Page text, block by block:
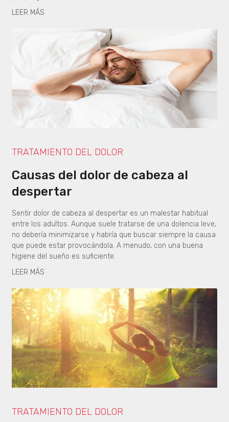
LEER MÁS
TRATAMIENTO DEL DOLOR
Causas del dolor de cabeza al
despertar
Sentir dolor de cabeza al despertar es un malestar habitual
entre los adultos. Aunque suele tratarse de una dolencia leve,
no debería minimizarse y habría que buscar siempre la causa
que puede estar provocándola. A menudo, con una buena
higiene del sueño es suficiente.
LEER MÁS
TRATAMIENTO DEL DOLOR